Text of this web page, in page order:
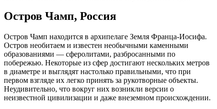
Остров Чамп, Россия
Остров Чамп находится в архипелаге Земля Франца-Иосифа.
Остров необитаем и известен необычными каменными
образованиями — сферолитами, разбросанными по
побережью. Некоторые из сфер достигают нескольких метров
в диаметре и выглядят настолько правильными, что при
первом взгляде их легко принять за рукотворные объекты.
Неудивительно, что вокруг них возникли версии о
неизвестной цивилизации и даже внеземном происхождении.